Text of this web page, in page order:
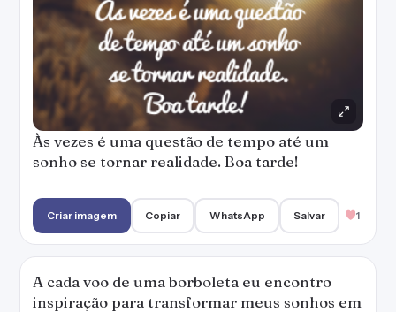
Às vezes é uma questão de tempo até um
sonho se tornar realidade. Boa tarde!
Criar imagem Copiar WhatsApp Salvar 1
A cada voo de uma borboleta eu encontro
inspiração para transformar meus sonhos em